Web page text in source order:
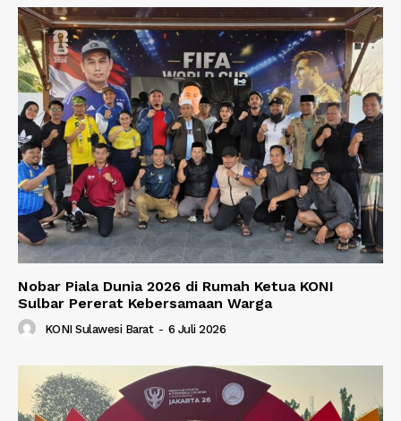
Nobar Piala Dunia 2026 di Rumah Ketua KONI
Sulbar Pererat Kebersamaan Warga
KONI Sulawesi Barat - 6 Juli 2026